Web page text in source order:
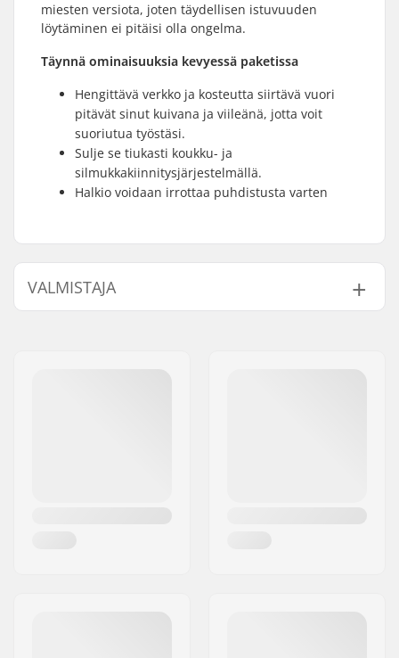
miesten versiota, joten täydellisen istuvuuden
löytäminen ei pitäisi olla ongelma.
Täynnä ominaisuuksia kevyessä paketissa
Hengittävä verkko ja kosteutta siirtävä vuori
pitävät sinut kuivana ja viileänä, jotta voit
suoriutua työstäsi.
Sulje se tiukasti koukku- ja
silmukkakiinnitysjärjestelmällä.
Halkio voidaan irrottaa puhdistusta varten
VALMISTAJA